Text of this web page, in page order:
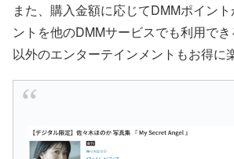
また、購入金額に応じてDMMポイン
ントを他のDMMサービスでも利用で
以外のエンターテインメントもお得に